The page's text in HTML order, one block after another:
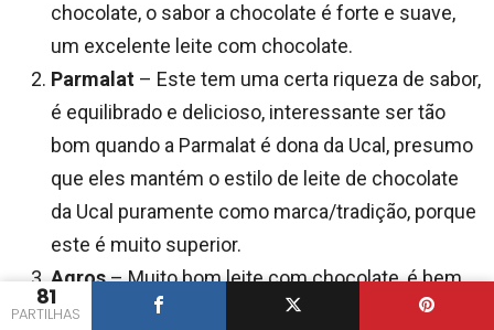
81
PARTILHAS
chocolate, o sabor a chocolate é forte e suave,
um excelente leite com chocolate.
Parmalat – Este tem uma certa riqueza de sabor,
é equilibrado e delicioso, interessante ser tão
bom quando a Parmalat é dona da Ucal, presumo
que eles mantém o estilo de leite de chocolate
da Ucal puramente como marca/tradição, porque
este é muito superior.
Agros– Muito bom leite com chocolate, é bem
espesso e o chocolate escolhido é muito